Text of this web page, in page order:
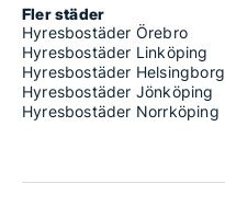
Fler städer
Hyresbostäder Örebro
Hyresbostäder Linköping
Hyresbostäder Helsingborg
Hyresbostäder Jönköping
Hyresbostäder Norrköping